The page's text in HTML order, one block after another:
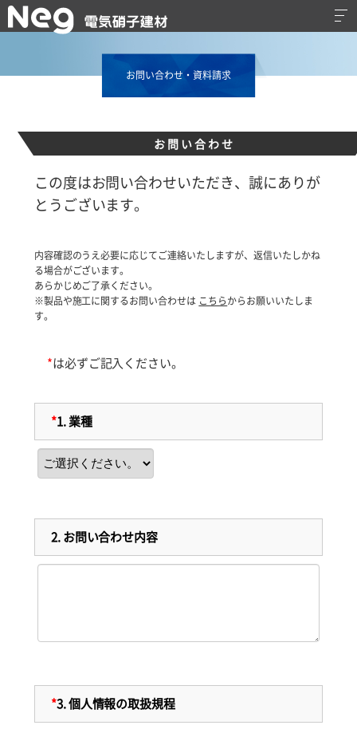
お問い合わせ・資料請求
お問い合わせ
この度はお問い合わせいただき、誠にありが
とうございます。
内容確認のうえ必要に応じてご連絡いたしますが、返信いたしかね
る場合がございます。
あらかじめご了承ください。
※製品や施工に関するお問い合わせは こちらからお願いいたしま
す。
*は必ずご記入ください。
*1.業種
2.お問い合わせ内容
*3.個人情報の取扱規程